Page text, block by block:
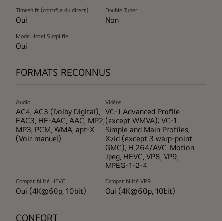
Timeshift (contrôle du direct)
Oui
Double Tuner
Non
Mode Hotel Simplifié
Oui
FORMATS RECONNUS
Audio
AC4, AC3 (Dolby Digital),
EAC3, HE-AAC, AAC, MP2,
MP3, PCM, WMA, apt-X
(Voir manuel)
Vidéos
VC-1 Advanced Profile
(except WMVA); VC-1
Simple and Main Profiles;
Xvid (except 3 warp-point
GMC), H.264/AVC, Motion
Jpeg, HEVC, VP8, VP9,
MPEG-1-2-4
Compatibilité HEVC
Oui (4K@60p, 10bit)
Compatibilité VP9
Oui (4K@60p, 10bit)
CONFORT